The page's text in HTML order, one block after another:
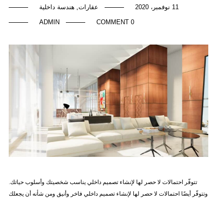
11 نوفمبر، 2020 عقارات هندسة داخلية
0 COMMENT
ADMIN
تتوفّر احتمالات لا حصر لها لإنشاء تصميم داخلي يناسب شخصيتك وأسلوب حياتك.
وتتوفّر أيضًا احتمالات لا حصر لها لإنشاء تصميم داخلي فاخر وأنيق ومن شأنه أن يجعلك